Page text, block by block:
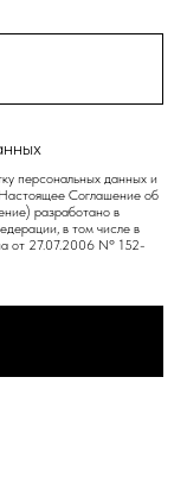
персональных данных и
Соглашение об
разработано в
в том числе в
от 27.07.2006 Nº 152-